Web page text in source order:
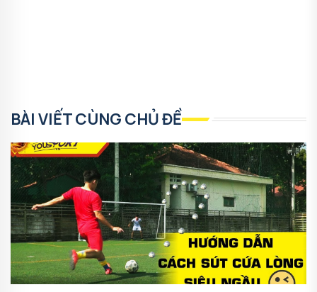
BÀI VIẾT CÙNG CHỦ ĐỀ